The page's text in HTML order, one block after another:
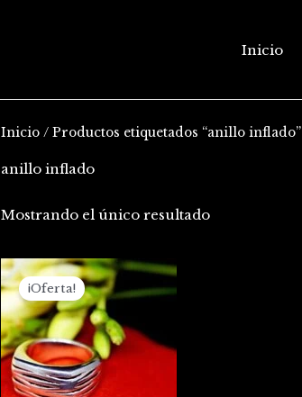
Inicio
Inicio / Productos etiquetados “anillo inflado”
anillo inflado
Mostrando el único resultado
¡Oferta!
El
precio
original
era:
$120.000.
El
precio
actual
$85.000.